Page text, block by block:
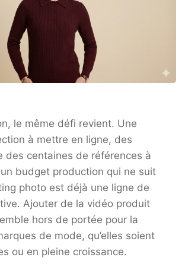
le même défi revient. Une
à mettre en ligne, des
des centaines de références à
budget production qui ne suit
photo est déjà une ligne de
Ajouter de la vidéo produit
hors de portée pour la
de mode, qu’elles soient
ou en pleine croissance.